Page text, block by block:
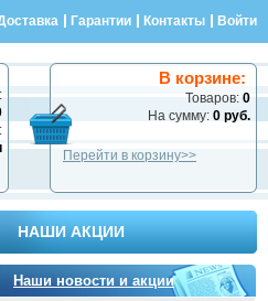
Гарантии Контакты Войти
В корзине:
Товаров: 0
На сумму: 0 руб.
Перейти в корзину>>
НАШИ АКЦИИ
Наши новости и акции